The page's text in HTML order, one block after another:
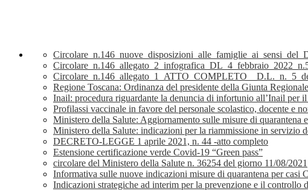
Regione Toscana: Ordinanza del presidente della Giunta
Inail: procedura riguardante la denuncia di infortunio all’Inail per
Profilassi vaccinale in favore del personale scolastico, docente e
Ministero della Salute: Aggiornamento sulle misure di
Ministero della Salute: indicazioni per la riammissione in servizio
DECRETO-LEGGE 1 aprile 2021, n. 44 -atto completo
Estensione certificazione verde Covid-19 “Green pass”
circolare del Ministero della Salute n. 36254 del giorno 11/08/2021
Informativa sulle nuove indicazioni misure di quarantena per casi
Indicazioni strategiche ad interim per la prevenzione e il